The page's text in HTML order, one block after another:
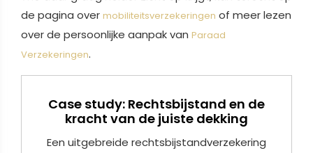
de pagina over mobiliteitsverzekeringen of meer lezen
over de persoonlijke aanpak van Paraad
Verzekeringen.
Case study: Rechtsbijstand en de
kracht van de juiste dekking
Een uitgebreide rechtsbijstandverzekering